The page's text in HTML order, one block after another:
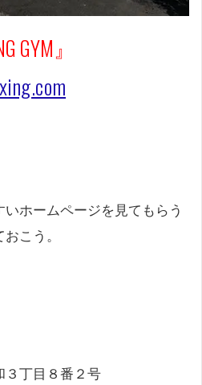
GYM』
ホームページを見てもらう
こう。
３丁目８番２号